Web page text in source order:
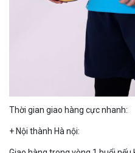
Thời gian giao hàng cực nhanh:
+ Nội thành Hà nội: